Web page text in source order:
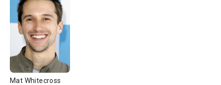
Mat Whitecross